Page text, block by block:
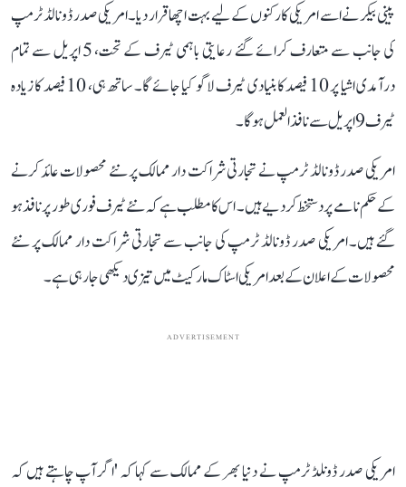
پینی بیکر نے اسے امریکی کارکنوں کے لیے بہت اچھا قرار دیا۔امریکی صدر ڈونالڈ ٹرمپ
کی جانب سے متعارف کرائے گئے رعایتی باہمی ٹیرف کے تحت، 5 اپریل سے تمام
درآمدی اشیا پر 10 فیصد کا بنیادی ٹیرف لاگو کیا جائے گا۔ ساتھ ہی، 10 فیصد کا زیادہ
ٹیرف 9 اپریل سے نافذ العمل ہو گا۔
امریکی صدر ڈونالڈ ٹرمپ نے تجارتی شراکت دار ممالک پر نئے محصولات عائد کرنے
کے حکم نامے پر دستخط کر دیے ہیں۔ اس کا مطلب ہے کہ نئے ٹیرف فوری طور پر نافذ ہو
گئے ہیں۔ امریکی صدر ڈونالڈ ٹرمپ کی جانب سے تجارتی شراکت دار ممالک پر نئے
محصولات کے اعلان کے بعد امریکی اسٹاک مارکیٹ میں تیزی دیکھی جا رہی ہے۔
ADVERTISEMENT
امریکی صدر ڈونلڈ ٹرمپ نے دنیا بھر کے ممالک سے کہا کہ 'اگر آپ چاہتے ہیں کہ